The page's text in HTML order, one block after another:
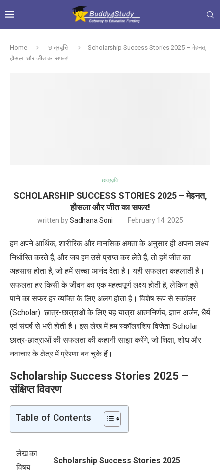
Home छात्रवृत्ति
Scholarship Success Stories 2025 – मेहनत,
हौसला और जीत का सफर!
छात्रवृत्ति
SCHOLARSHIP SUCCESS STORIES 2025 – मेहनत,
हौसला और जीत का सफर!
written bySadhana Soni February 14, 2025
हम अपने आर्थिक, शारीरिक और मानसिक क्षमता के अनुसार ही अपना लक्ष्य
निर्धारित करते हैं, और जब हम उसे प्राप्त कर लेते हैं, तो हमें जीत का
अहसास होता है, जो हमें सच्चा आनंद देता है। यही सफलता कहलाती है।
सफलता हर किसी के जीवन का एक महत्वपूर्ण लक्ष्य होती है,लेकिन इसे
पाने का सफर हर व्यक्ति के लिए अलग होता है। विशेष रूप से स्कॉलर
(Scholar)छात्र-छात्राओं के लिए यह यात्रा आत्मनिर्णय, ज्ञान अर्जन, धैर्य
एवं संघर्ष से भरी होती है। इस लेख में हम स्कॉलरशिप विजेता Scholar
छात्र-छात्राओं की सफलता की कहानी साझा करेंगे,जो शिक्षा,शोध और
नवाचार के क्षेत्र में प्रेरणा बन चुके हैं।
Scholarship Success Stories 2025 –
संक्षिप्त विवरण
Table of Contents
लेख का
विषय
Scholarship Success Stories 2025